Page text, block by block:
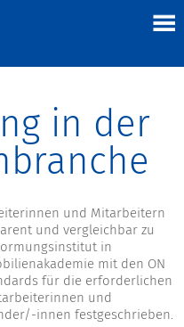
in der
und Mitarbeitern
und vergleichbar zu
in
mit den ON
für die erforderlichen
und
innen festgeschrieben.